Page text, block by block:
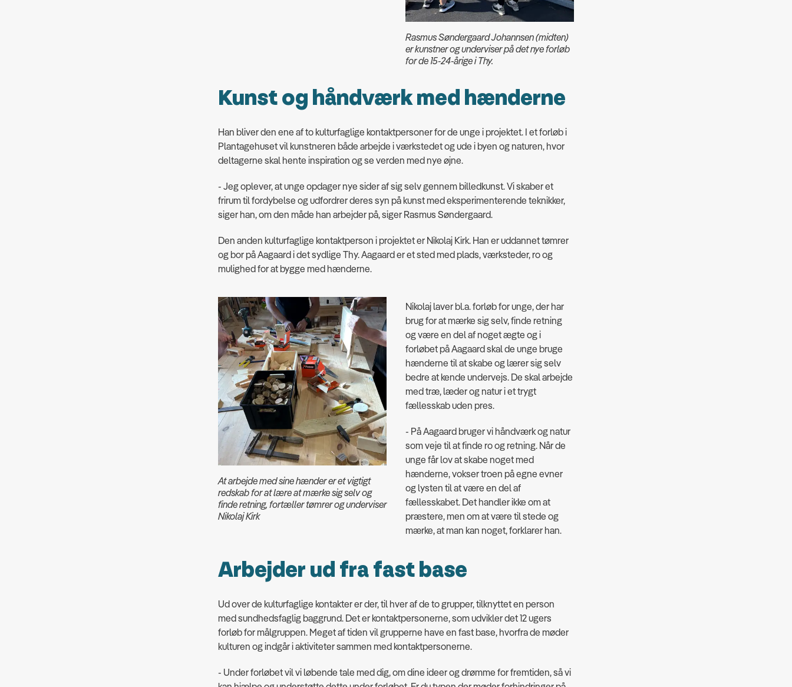
Rasmus Søndergaard Johannsen (midten)
er kunstner og underviser på det nye forløb
for de 15-24-årige i Thy.
Kunst og håndværk med hænderne
Han bliver den ene af to kulturfaglige kontaktpersoner for de unge i projektet. I et forløb i
Plantagehuset vil kunstneren både arbejde i værkstedet og ude i byen og naturen, hvor
deltagerne skal hente inspiration og se verden med nye øjne.
- Jeg oplever, at unge opdager nye sider af sig selv gennem billedkunst. Vi skaber et
frirum til fordybelse og udfordrer deres syn på kunst med eksperimenterende teknikker,
siger han, om den måde han arbejder på, siger Rasmus Søndergaard.
Den anden kulturfaglige kontaktperson i projektet er Nikolaj Kirk. Han er uddannet tømrer
og bor på Aagaard i det sydlige Thy. Aagaard er et sted med plads, værksteder, ro og
mulighed for at bygge med hænderne.
At arbejde med sine hænder er et vigtigt
redskab for at lære at mærke sig selv og
finde retning, fortæller tømrer og underviser
Nikolaj Kirk
Nikolaj laver bl.a. forløb for unge, der har
brug for at mærke sig selv, finde retning
og være en del af noget ægte og i
forløbet på Aagaard skal de unge bruge
hænderne til at skabe og lærer sig selv
bedre at kende undervejs. De skal arbejde
med træ, læder og natur i et trygt
fællesskab uden pres.
- På Aagaard bruger vi håndværk og natur
som veje til at finde ro og retning. Når de
unge får lov at skabe noget med
hænderne, vokser troen på egne evner
og lysten til at være en del af
fællesskabet. Det handler ikke om at
præstere, men om at være til stede og
mærke, at man kan noget, forklarer han.
Arbejder ud fra fast base
Ud over de kulturfaglige kontakter er der, til hver af de to grupper, tilknyttet en person
med sundhedsfaglig baggrund. Det er kontaktpersonerne, som udvikler det 12 ugers
forløb for målgruppen. Meget af tiden vil grupperne have en fast base, hvorfra de møder
kulturen og indgår i aktiviteter sammen med kontaktpersonerne.
- Under forløbet vil vi løbende tale med dig, om dine ideer og drømme for fremtiden, så vi